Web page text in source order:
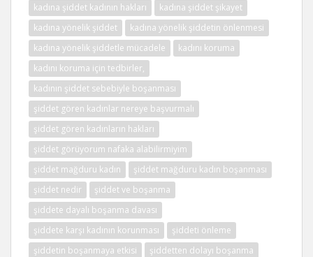
kadına şiddet kadının hakları
kadına şiddet şikayet
kadına yönelik şiddet
kadına yönelik şiddetin önlenmesi
kadına yönelik şiddetle mücadele
kadını koruma
kadını koruma için tedbirler,
kadının şiddet sebebiyle boşanması
şiddet gören kadınlar nereye başvurmalı
şiddet gören kadınların hakları
şiddet görüyorum nafaka alabilirmiyim
şiddet mağduru kadın
şiddet mağduru kadın boşanması
şiddet nedir
şiddet ve boşanma
şiddete dayalı boşanma davası
şiddete karşı kadının korunması
şiddeti önleme
şiddetin boşanmaya etkisi
şiddetten dolayı boşanma